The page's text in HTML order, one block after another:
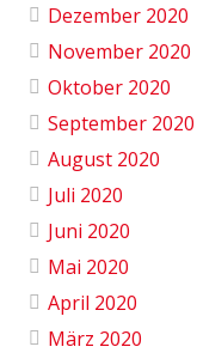
Dezember 2020
November 2020
Oktober 2020
September 2020
August 2020
Juli 2020
Juni 2020
Mai 2020
April 2020
März 2020